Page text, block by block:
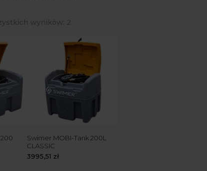
wyników: 2
popularności
Swimer MOBI-Tank 200L
CLASSIC
3995,51 zł